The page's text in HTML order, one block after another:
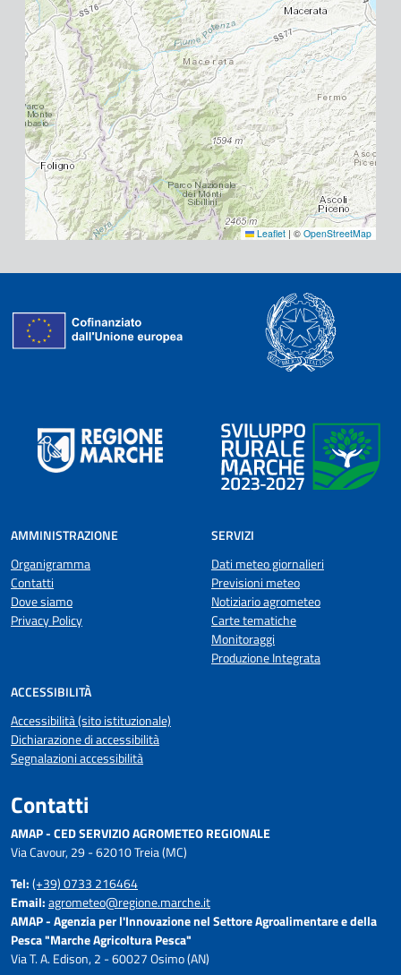
Leaflet | © OpenStreetMap
AMMINISTRAZIONE
Organigramma
Contatti
Dove siamo
Privacy Policy
SERVIZI
Dati meteo giornalieri
Previsioni meteo
Notiziario agrometeo
Carte tematiche
Monitoraggi
Produzione Integrata
ACCESSIBILITÀ
Accessibilità (sito istituzionale)
Dichiarazione di accessibilità
Segnalazioni accessibilità
Contatti
AMAP - CED SERVIZIO AGROMETEO REGIONALE
Via Cavour, 29 - 62010 Treia (MC)
Tel:(+39) 0733 216464
Email:agrometeo@regione.marche.it
AMAP - Agenzia per l'Innovazione nel Settore Agroalimentare e della
Pesca "Marche Agricoltura Pesca"
Via T. A. Edison, 2 - 60027 Osimo (AN)